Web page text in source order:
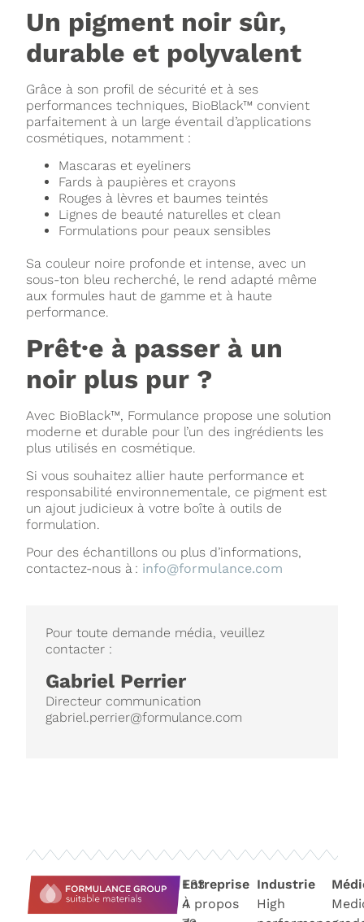
Un pigment noir sûr,
durable et polyvalent
Grâce à son profil de sécurité et à ses
performances techniques, BioBlack™ convient
parfaitement à un large éventail d’applications
cosmétiques, notamment :
Mascaras et eyeliners
Fards à paupières et crayons
Rouges à lèvres et baumes teintés
Lignes de beauté naturelles et clean
Formulations pour peaux sensibles
Sa couleur noire profonde et intense, avec un
sous-ton bleu recherché, le rend adapté même
aux formules haut de gamme et à haute
performance.
Prêt·e à passer à un
noir plus pur ?
Avec BioBlack™, Formulance propose une solution
moderne et durable pour l’un des ingrédients les
plus utilisés en cosmétique.
Si vous souhaitez allier haute performance et
responsabilité environnementale, ce pigment est
un ajout judicieux à votre boîte à outils de
formulation.
Pour des échantillons ou plus d’informations,
contactez-nous à : info@formulance.com
Pour toute demande média, veuillez
contacter :
Gabriel Perrier
Directeur communication
gabriel.perrier@formulance.com
+33
4
Entreprise
À propos
Industrie
High